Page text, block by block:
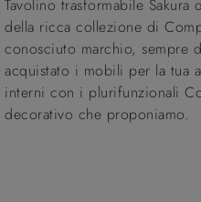
Tavolino trasformabile
della ricca collezione di
conosciuto marchio, sempre
acquistato i mobili per la tua
interni con i plurifunzionali
decorativo che proponiamo.